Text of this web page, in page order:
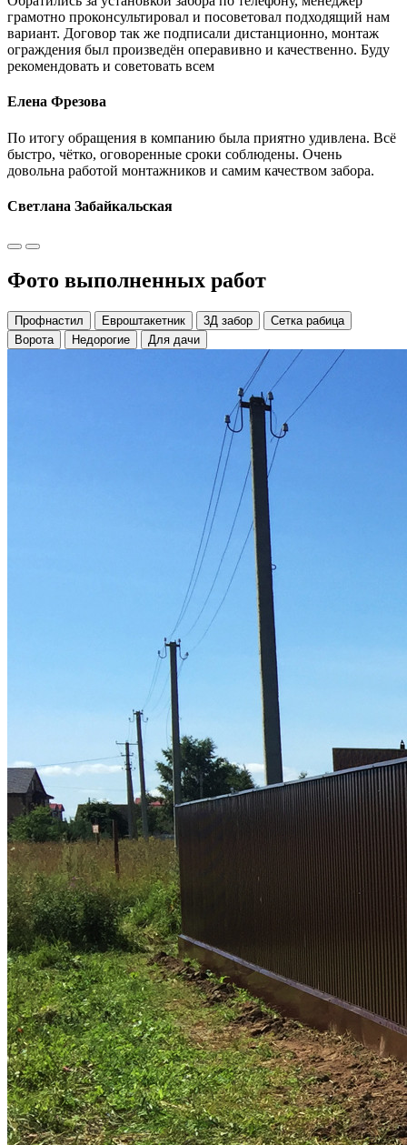
грамотно проконсультировал и посоветовал подходящий нам
вариант. Договор так же подписали дистанционно, монтаж
ограждения был произведён операвивно и качественно. Буду
рекомендовать и советовать всем
Елена Фрезова
По итогу обращения в компанию была приятно удивлена. Всё
быстро, чётко, оговоренные сроки соблюдены. Очень
довольна работой монтажников и самим качеством забора.
Светлана Забайкальская
Фото выполненных работ
Профнастил Евроштакетник 3Д забор
Сетка рабица
Ворота
Недорогие Для дачи